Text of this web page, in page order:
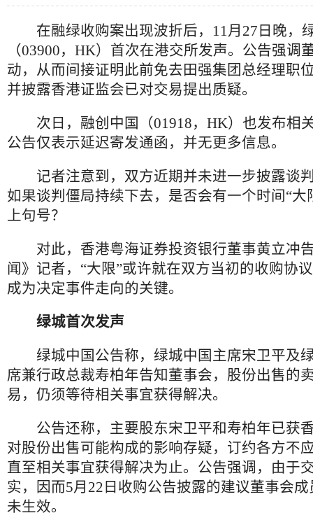
在融绿收购案出现波折后，11月27日晚，
（03900，HK）首次在港交所发声。公告强调
动，从而间接证明此前免去田强集团总经理职
并披露香港证监会已对交易提出质疑。
次日，融创中国（01918，HK）也发布相
公告仅表示延迟寄发通函，并无更多信息。
记者注意到，双方近期并未进一步披露谈
如果谈判僵局持续下去，是否会有一个时间“大
上句号？
对此，香港粤海证券投资银行董事黄立冲
闻》记者，“大限”或许就在双方当初的收购协
成为决定事件走向的关键。
绿城首次发声
绿城中国公告称，绿城中国主席宋卫平及
席兼行政总裁寿柏年告知董事会，股份出售的
易，仍须等待相关事宜获得解决。
公告还称，主要股东宋卫平和寿柏年已获
对股份出售可能构成的影响存疑，订约各方不
直至相关事宜获得解决为止。公告强调，由于
实，因而5月22日收购公告披露的建议董事会
未生效。